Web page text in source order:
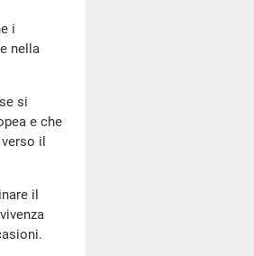
i
nella
si
e che
il
il